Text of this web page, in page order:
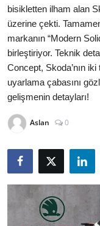
İŞ BİRLİĞİ
TEKNOLOJİ
BİLGİ
RÜYA TABİRİ
ÖNEMLİ GÜNLER
bisikletten ilham alan
üzerine çekti.
markanın “Modern
birleştiriyor. Teknik
Concept, Skoda’nın
uyarlama çabasını
gelişmenin detayları!
Aslan 0